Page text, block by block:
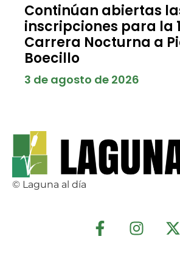
Continúan abiertas
inscripciones para la
Carrera Nocturna a
Boecillo
3 de agosto de 2026
© Laguna al día